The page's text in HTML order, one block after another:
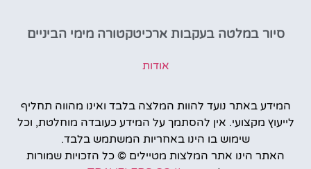
סיור במלטה בעקבות ארכיטקטורה מימי הביניים
אודות
המידע באתר נועד להוות המלצה בלבד ואינו מהווה תחליף
לייעוץ מקצועי. אין להסתמך על המידע כעובדה מוחלטת, וכל
שימוש בו הינו באחריות המשתמש בלבד.
האתר הינו אתר המלצות מטיילים © כל הזכויות שמורות